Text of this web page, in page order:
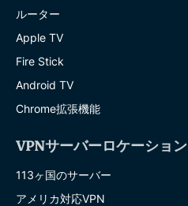
ルーター
Apple TV
Fire Stick
Android TV
Chrome拡張機能
VPNサーバーロケーション
113ヶ国のサーバー
アメリカ対応VPN